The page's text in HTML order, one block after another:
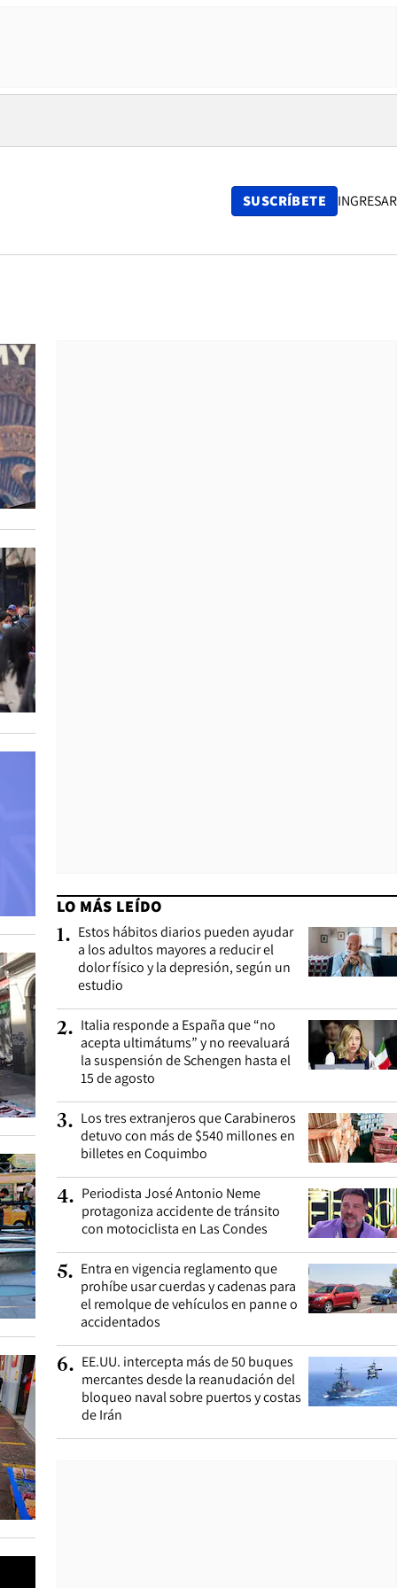
SUSCRÍBETE INGRESAR
LO MÁS LEÍDO
1. Estos hábitos diarios pueden ayudar
a los adultos mayores a reducir el
dolor físico y la depresión, según un
estudio
2. Italia responde a España que “no
acepta ultimátums” y no reevaluará
la suspensión de Schengen hasta el
15 de agosto
3. Los tres extranjeros que Carabineros
detuvo con más de $540 millones en
billetes en Coquimbo
4. Periodista José Antonio Neme
protagoniza accidente de tránsito
con motociclista en Las Condes
5. Entra en vigencia reglamento que
prohíbe usar cuerdas y cadenas para
el remolque de vehículos en panne o
accidentados
6. EE.UU. intercepta más de 50 buques
mercantes desde la reanudación del
bloqueo naval sobre puertos y costas
de Irán